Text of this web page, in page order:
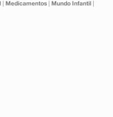
Medicamentos| Mundo Infantil